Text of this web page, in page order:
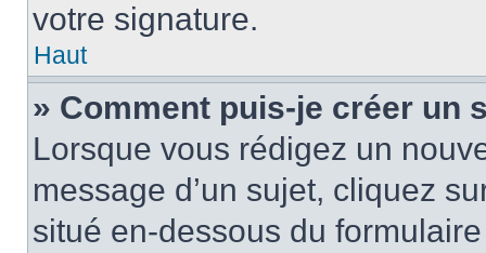
votre signature.
Haut
» Comment puis-je créer un
Lorsque vous rédigez un
message d’un sujet, cliquez
situé en-dessous du